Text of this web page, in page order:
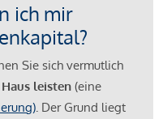
ich mir
Sie sich vermutlich
leisten (eine
. Der Grund liegt